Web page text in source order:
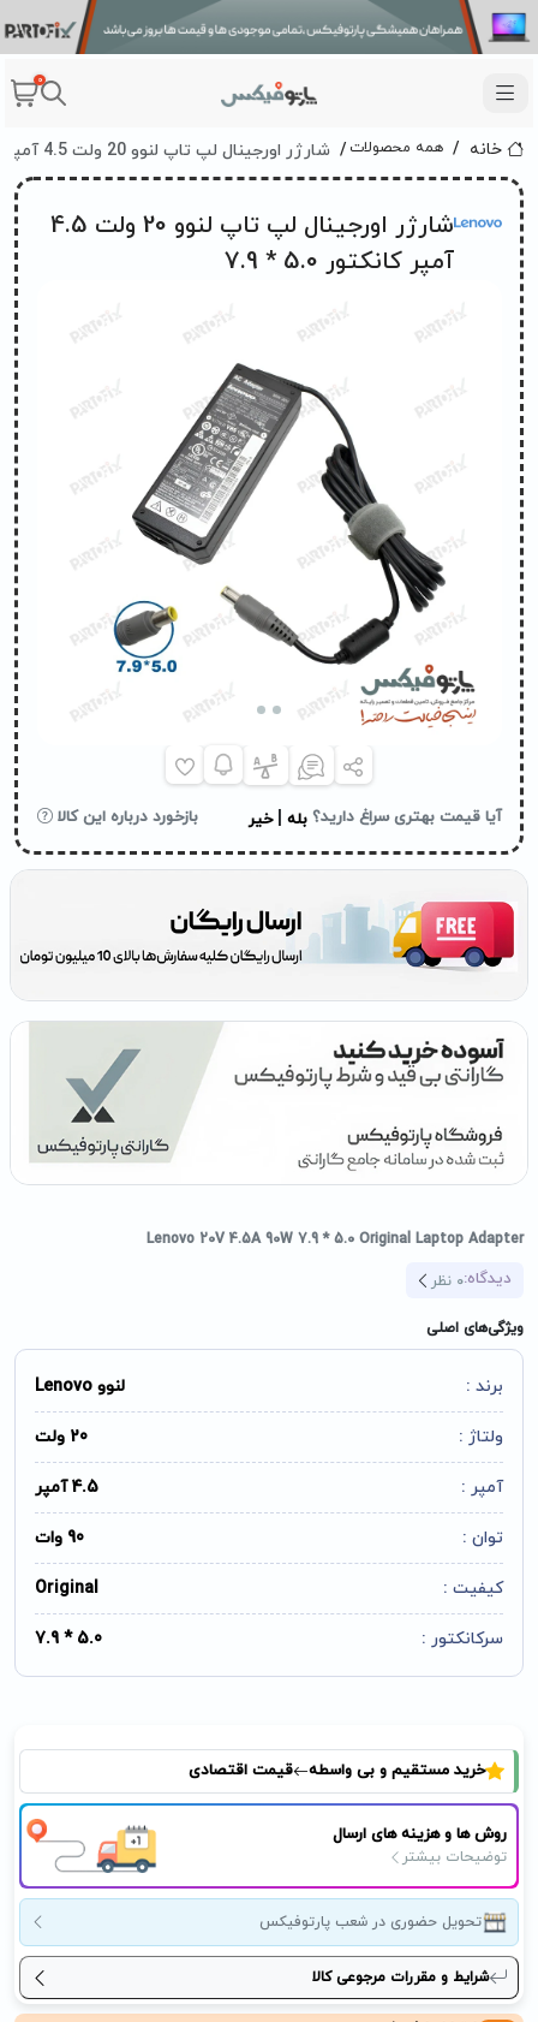
0
خانه همه محصولات شارژر اورجینال لپ تاپ لنوو 20 ولت 4.5 آمپر 90 وات Lenovo کانکتور 5.0 * 7.9
Lenovo 20V 4.5A 90W 7.9 * 5.0 Original Laptop Adapter
دیدگاه:0 نظر
ویژگی‌های اصلی
برند : لنوو Lenovo
ولتاژ : 20 ولت
آمپر : 4.5 آمپر
توان : 90 وات
کیفیت : Original
سرکانکتور : 5.0 * 7.9
شارژر اورجینال لپ تاپ لنوو 20 ولت 4.5
آمپر کانکتور 5.0 * 7.9
آیا قیمت بهتری سراغ دارید؟ بله خیر بازخورد درباره این کالا
خرید مستقیم و بی واسطه قیمت اقتصادی
روش ها و هزینه های ارسال
توضیحات بیشتر
تحویل حضوری در شعب پارتوفیکس
شرایط و مقررات مرجوعی کالا